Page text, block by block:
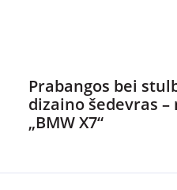
Prabangos bei
dizaino šedevras –
„BMW X7“